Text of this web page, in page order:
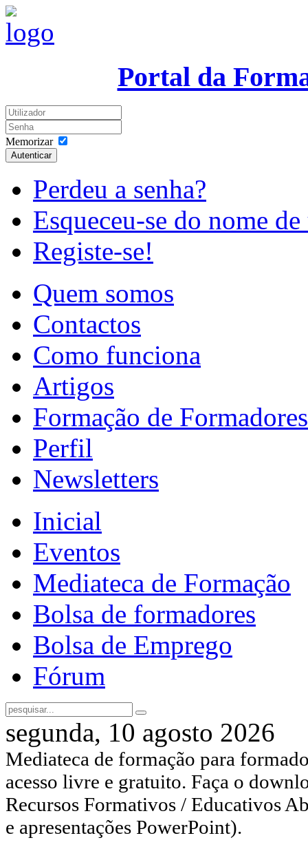
Portal da
Memorizar
Autenticar
Perdeu a senha?
Esqueceu-se do nome
Registe-se!
Quem somos
Contactos
Como funciona
Artigos
Formação de Formadores
Perfil
Newsletters
Inicial
Eventos
Mediateca de Formação
Bolsa de formadores
Bolsa de Emprego
Fórum
segunda, 10 agosto 2026
Mediateca de formação para
acesso livre e gratuito. Faça o
Recursos Formativos / Educativos
e apresentações PowerPoint).